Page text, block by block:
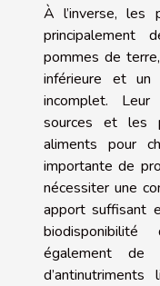
À l’inverse, les
principalement
pommes de
inférieure et un
incomplet.
sources et les
aliments pour
importante de
nécessiter une
apport suffisant
également